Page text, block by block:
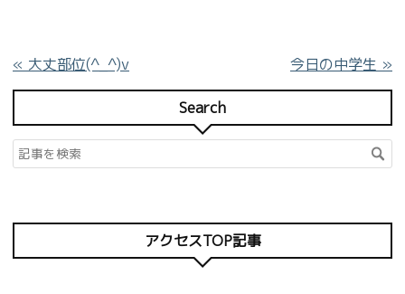
« 大丈部位(^_^)v 今日の中学生 »
Search
アクセスTOP記事